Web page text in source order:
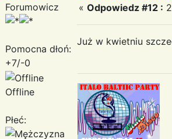
Forumowicz
Pomocna dłoń:
+7/-0
Offline
Płeć:
« Odpowiedz #12 :
Już w kwietniu